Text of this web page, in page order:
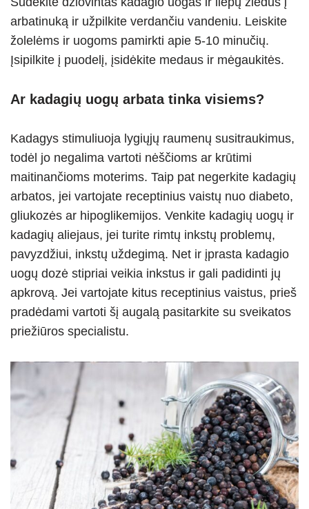
arbatinuką ir užpilkite verdančiu vandeniu. Leiskite
žolelėms ir uogoms pamirkti apie 5-10 minučių.
Įsipilkite į puodelį, įsidėkite medaus ir mėgaukitės.
Ar kadagių uogų arbata tinka visiems?
Kadagys stimuliuoja lygiųjų raumenų susitraukimus,
todėl jo negalima vartoti nėščioms ar krūtimi
maitinančioms moterims. Taip pat negerkite kadagių
arbatos, jei vartojate receptinius vaistų nuo diabeto,
gliukozės ar hipoglikemijos. Venkite kadagių uogų ir
kadagių aliejaus, jei turite rimtų inkstų problemų,
pavyzdžiui, inkstų uždegimą. Net ir įprasta kadagio
uogų dozė stipriai veikia inkstus ir gali padidinti jų
apkrovą. Jei vartojate kitus receptinius vaistus, prieš
pradėdami vartoti šį augalą pasitarkite su sveikatos
priežiūros specialistu.